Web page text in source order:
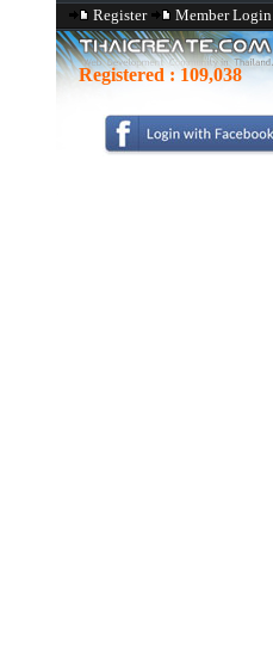
Register Member Login
Registered : 109,038